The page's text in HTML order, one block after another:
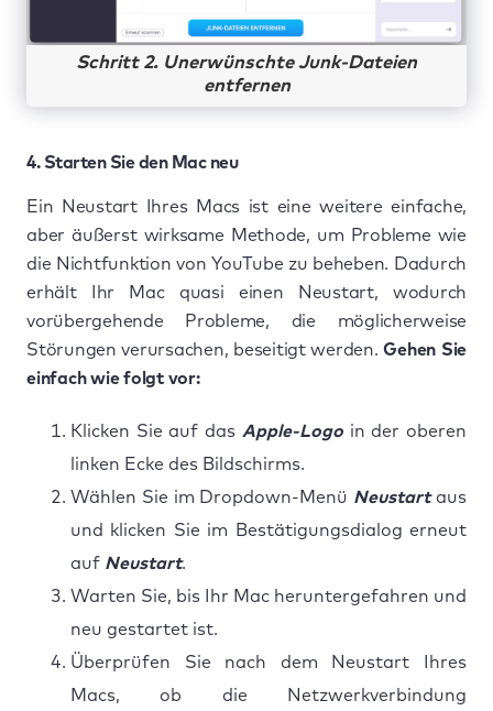
Schritt 2. Unerwünschte Junk-Dateien
entfernen
4. Starten Sie den Mac neu
Ein Neustart Ihres Macs ist eine weitere einfache,
aber äußerst wirksame Methode, um Probleme wie
die Nichtfunktion von YouTube zu beheben. Dadurch
erhält Ihr Mac quasi einen Neustart, wodurch
vorübergehende Probleme, die möglicherweise
Störungen verursachen, beseitigt werden.Gehen Sie
einfach wie folgt vor:
Klicken Sie auf das Apple-Logoin der oberen
linken Ecke des Bildschirms.
Wählen Sie im Dropdown-Menü Neustart aus
und klicken Sie im Bestätigungsdialog erneut
auf Neustart.
Warten Sie, bis Ihr Mac heruntergefahren und
neu gestartet ist.
Überprüfen Sie nach dem Neustart Ihres
Macs, ob die Netzwerkverbindung